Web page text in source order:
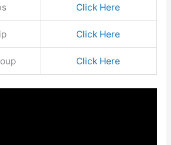
Click Here
Click Here
Click Here